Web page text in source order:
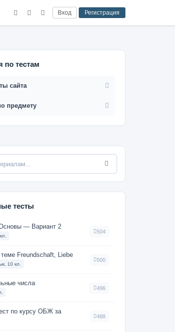
Вход Регистрация
по тестам
сайта
предмету
тесты
— Вариант 2
504
Freundschaft, Liebe
10 кл.
500
числа
496
по курсу ОБЖ за
488